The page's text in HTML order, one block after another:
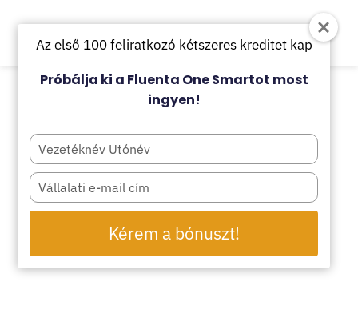
Az első 100 feliratkozó kétszeres kreditet kap
Próbálja ki a Fluenta One Smartot most
ingyen!
Type
your
name
Type
your
email
Kérem a bónuszt!